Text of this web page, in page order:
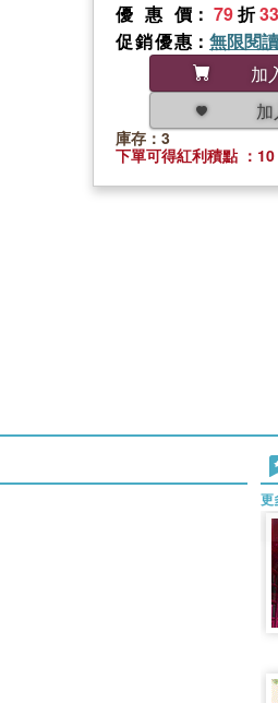
優惠價 ： 79折
促銷優惠 ： 無限閱
加
庫存：3
下單可得紅利積點 ：
更